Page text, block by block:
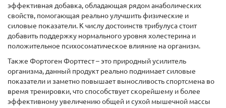
эффективная добавка, обладающая рядом анаболических
свойств, помогающая реально улучшить физические и
силовые показатели. К числу достоинств трибулуса стоит
добавить поддержку нормального уровня холестерина и
положительное психосоматическое влияние на организм.
Также Фортоген Форттест – это природный усилитель
организма, данный продукт реально поднимает силовые
показатели и заметно повышает выносливость спортсмена во
время тренировки, что способствует скорейшему и более
эффективному увеличению общей и сухой мышечной массы